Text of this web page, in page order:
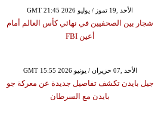
GMT 21:45 2026 الأحد ,19 تموز / يوليو
شجار بين الصحفيين في نهائي كأس العالم أمام
أعين FBI
GMT 15:55 2026 الأحد ,07 حزيران / يونيو
جيل بايدن تكشف تفاصيل جديدة عن معركة جو
بايدن مع السرطان